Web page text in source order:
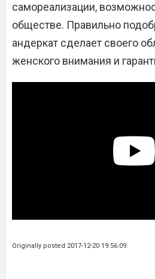
самореализации,
обществе. Правильно
андеркат сделает своего
женского внимания и
Originally posted 2017-12-20 19:56:09.